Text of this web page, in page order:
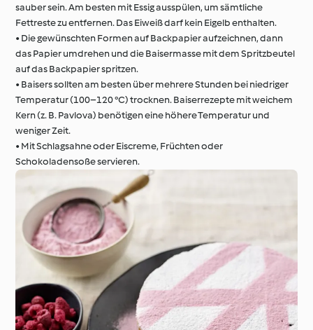
sauber sein. Am besten mit Essig ausspülen, um sämtliche
Fettreste zu entfernen. Das Eiweiß darf kein Eigelb enthalten.
• Die gewünschten Formen auf Backpapier aufzeichnen, dann
das Papier umdrehen und die Baisermasse mit dem Spritzbeutel
auf das Backpapier spritzen.
• Baisers sollten am besten über mehrere Stunden bei niedriger
Temperatur (100–120 °C) trocknen. Baiserrezepte mit weichem
Kern (z. B. Pavlova) benötigen eine höhere Temperatur und
weniger Zeit.
• Mit Schlagsahne oder Eiscreme, Früchten oder
Schokoladensoße servieren.